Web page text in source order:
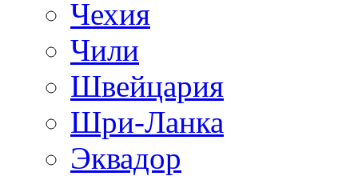
Чехия
Чили
Швейцария
Шри-Ланка
Эквадор